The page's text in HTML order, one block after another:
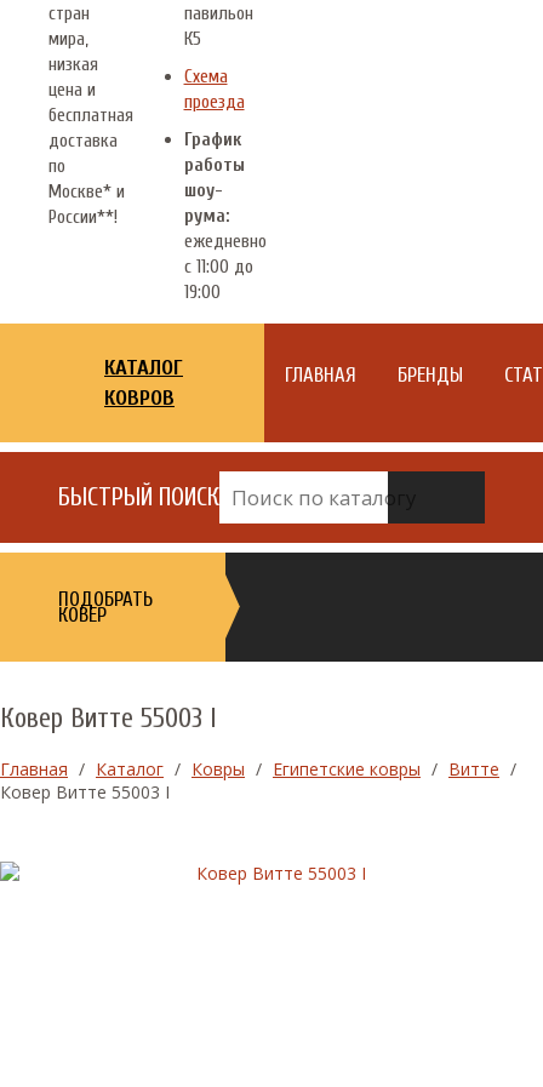
стран
мира,
низкая
цена и
бесплатная
доставка
по
Москве* и
России**!
павильон
К5
Схема
проезда
График
работы
шоу-
рума:
ежедневно
с 11:00 до
19:00
КАТАЛОГ
КОВРОВ
ГЛАВНАЯ БРЕНДЫ
БЫСТРЫЙ ПОИСК
ПОДОБРАТЬ
КОВЕР
Ковер Витте 55003 I
Главная / Каталог / Ковры / Египетские ковры / Витте /
Ковер Витте 55003 I